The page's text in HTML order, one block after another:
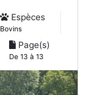
Espèces
Bovins
Page(s)
De 13 à 13